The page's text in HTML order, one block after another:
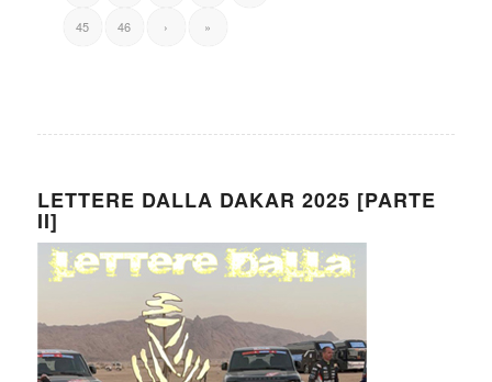
45 46 › »
LETTERE DALLA DAKAR 2025 [PARTE
II]